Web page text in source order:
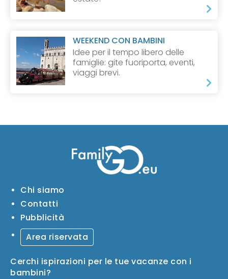
WEEKEND CON BAMBINI
Idee per il tempo libero delle
famiglie: gite fuoriporta, eventi,
viaggi brevi.
Chi siamo
Contatti
Pubblicità
Area riservata
Cerchi ispirazioni per le tue vacanze con i
bambini?